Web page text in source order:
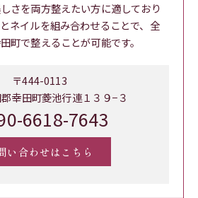
さを両方整えたい方に適しており
ネイルを組み合わせることで、全
町で整えることが可能です。
〒444-0113
幸田町菱池行連１３９−３
6618-7643
い合わせはこちら